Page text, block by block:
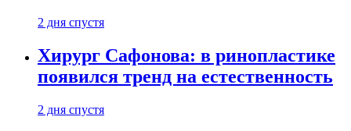
2 дня спустя
Хирург Сафонова: в ринопластике
появился тренд на естественность
2 дня спустя